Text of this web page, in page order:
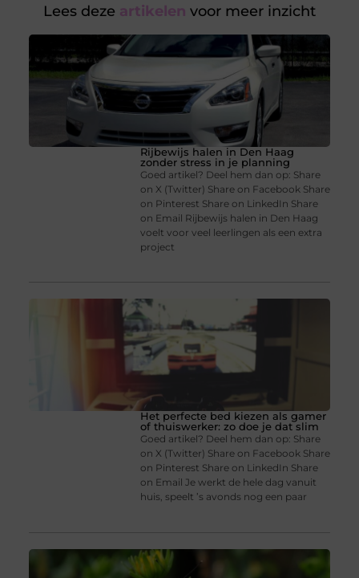
Lees deze artikelen voor meer inzicht
Rijbewijs halen in Den Haag
zonder stress in je planning
Goed artikel? Deel hem dan op: Share
on X (Twitter) Share on Facebook Share
on Pinterest Share on LinkedIn Share
on Email Rijbewijs halen in Den Haag
voelt voor veel leerlingen als een extra
project
Het perfecte bed kiezen als gamer
of thuiswerker: zo doe je dat slim
Goed artikel? Deel hem dan op: Share
on X (Twitter) Share on Facebook Share
on Pinterest Share on LinkedIn Share
on Email Je werkt de hele dag vanuit
huis, speelt ’s avonds nog een paar